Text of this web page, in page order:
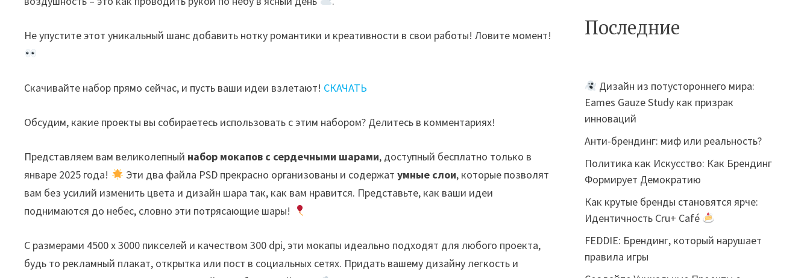
Не упустите этот уникальный шанс добавить нотку романтики и креативности в свои работы! Ловите момент!
Скачивайте набор прямо сейчас, и пусть ваши идеи взлетают! СКАЧАТЬ
Обсудим, какие проекты вы собираетесь использовать с этим набором? Делитесь в комментариях!
Представляем вам великолепный набор мокапов с сердечными шарами, доступный бесплатно только в
январе 2025 года!
Эти два файла PSD прекрасно организованы и содержат умные слои, которые позволят
вам без усилий изменить цвета и дизайн шара так, как вам нравится. Представьте, как ваши идеи
поднимаются до небес, словно эти потрясающие шары!
С размерами 4500 x 3000 пикселей и качеством 300 dpi, эти мокапы идеально подходят для любого проекта,
будь то рекламный плакат, открытка или пост в социальных сетях. Придать вашему дизайну легкость и
Последние
Дизайн из потустороннего мира:
Eames Gauze Study как призрак
инноваций
Анти-брендинг: миф или реальность?
Политика как Искусство: Как Брендинг
Формирует Демократию
Как крутые бренды становятся ярче:
Идентичность Cru+ Café
FEDDIE: Брендинг, который нарушает
правила игры